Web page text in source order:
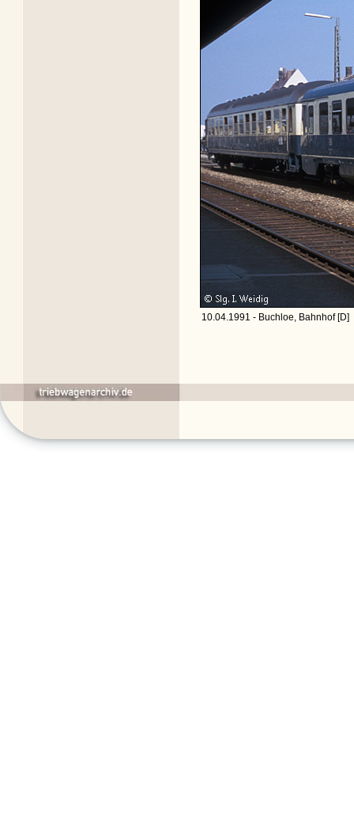
10.04.1991 - Buchloe, Bahnhof [D]